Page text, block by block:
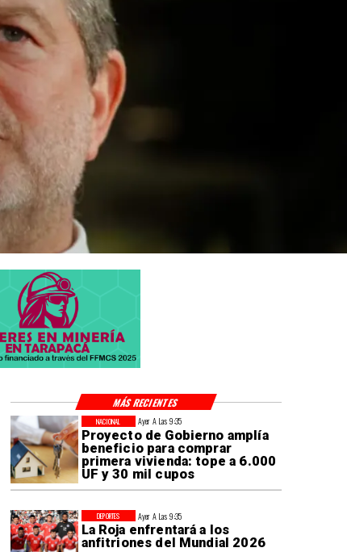
Ayer A Las 9:35
Proyecto de Gobierno amplía
beneficio para comprar
primera vivienda: tope a 6.000
UF y 30 mil cupos
NACIONAL
Ayer A Las 9:35
La Roja enfrentará a los
anfitriones del Mundial 2026
DEPORTES
MÁS RECIENTES